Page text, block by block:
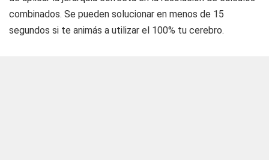
combinados. Se pueden solucionar en menos de 15
segundos si te animás a utilizar el 100% tu cerebro.